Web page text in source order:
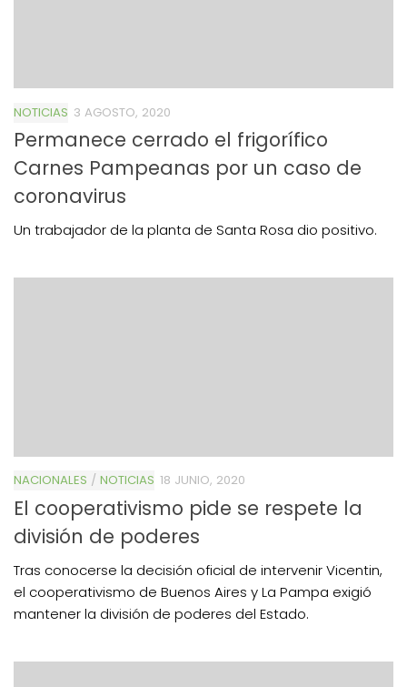
NOTICIAS 3 AGOSTO, 2020
Permanece cerrado el frigorífico
Carnes Pampeanas por un caso de
coronavirus
Un trabajador de la planta de Santa Rosa dio positivo.
NACIONALES / NOTICIAS 18 JUNIO, 2020
El cooperativismo pide se respete la
división de poderes
Tras conocerse la decisión oficial de intervenir Vicentin,
el cooperativismo de Buenos Aires y La Pampa exigió
mantener la división de poderes del Estado.